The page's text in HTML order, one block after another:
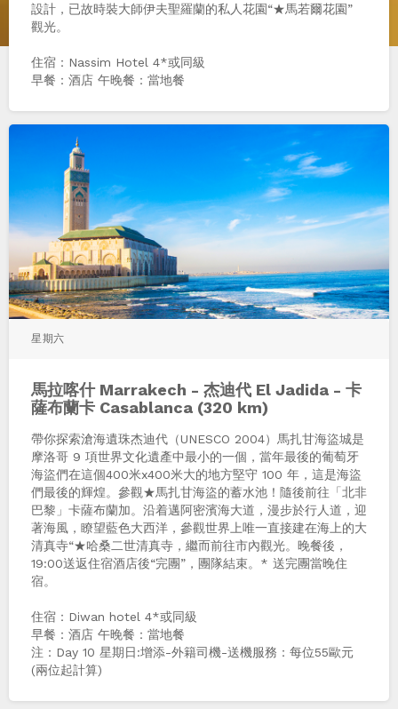
設計，已故時裝大師伊夫聖羅蘭的私人花園“★馬若爾花園”
觀光。
住宿：Nassim Hotel 4*或同級
早餐：酒店 午晚餐：當地餐
星期六
馬拉喀什 Marrakech - 杰迪代 El Jadida - 卡
薩布蘭卡 Casablanca (320 km)
帶你探索滄海遺珠杰迪代（UNESCO 2004）馬扎甘海盜城是
摩洛哥 9 項世界文化遺產中最小的一個，當年最後的葡萄牙
海盜們在這個400米x400米大的地方堅守 100 年，這是海盜
們最後的輝煌。參觀★馬扎甘海盜的蓄水池！隨後前往「北⾮
巴黎」卡薩布蘭加。沿着邁阿密濱海大道，漫步於⾏⼈道，迎
著海風，瞭望藍色大西洋，參觀世界上唯一直接建在海上的大
清真寺“★哈桑二世清真寺，繼而前往市內觀光。晚餐後，
19:00送返住宿酒店後“完團”，團隊結束。* 送完團當晚住
宿。
住宿：Diwan hotel 4*或同級
早餐：酒店 午晚餐：當地餐
注：Day 10 星期日:增添-外籍司機-送機服務：每位55歐元
(兩位起計算)